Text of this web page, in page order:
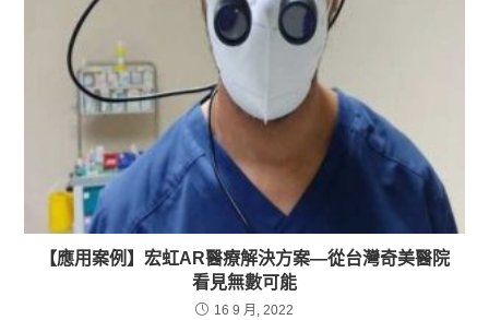
【應用案例】宏虹AR醫療解決方案—從台灣奇美醫院
看見無數可能
16 9 月, 2022